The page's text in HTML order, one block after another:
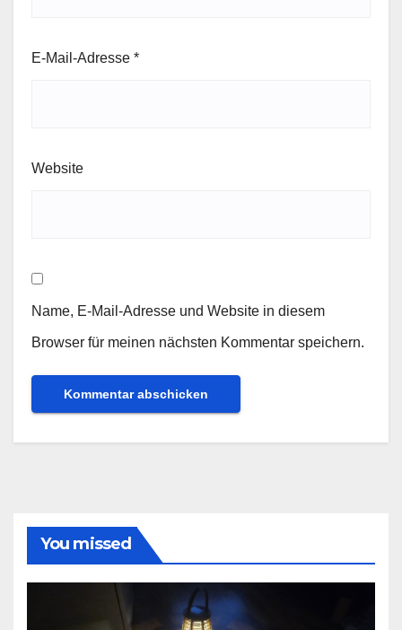
E-Mail-Adresse *
Website
Name, E-Mail-Adresse und Website in diesem
Browser für meinen nächsten Kommentar speichern.
You missed